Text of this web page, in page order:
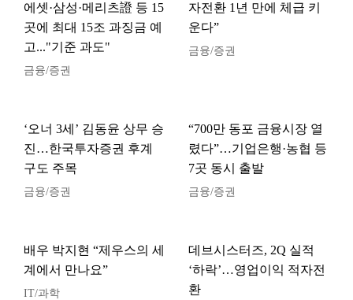
에셋·삼성·메리츠證 등 15
곳에 최대 15조 과징금 예
고..."기준 과도"
금융/증권
자전환 1년 만에 체급 키
운다”
금융/증권
‘오너 3세’ 김동윤 상무 승
진…한국투자증권 후계
구도 주목
금융/증권
“700만 동포 금융시장 열
렸다”…기업은행·농협 등
7곳 동시 출발
금융/증권
배우 박지현 “제우스의 세
계에서 만나요”
IT/과학
데브시스터즈, 2Q 실적
‘하락’…영업이익 적자전
환